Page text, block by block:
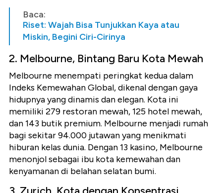
Baca:
Riset: Wajah Bisa Tunjukkan Kaya atau
Miskin, Begini Ciri-Cirinya
2. Melbourne, Bintang Baru Kota Mewah
Melbourne menempati peringkat kedua dalam
Indeks Kemewahan Global, dikenal dengan gaya
hidupnya yang dinamis dan elegan. Kota ini
memiliki 279 restoran mewah, 125 hotel mewah,
dan 143 butik premium. Melbourne menjadi rumah
bagi sekitar 94.000 jutawan yang menikmati
hiburan kelas dunia. Dengan 13 kasino, Melbourne
menonjol sebagai ibu kota kemewahan dan
kenyamanan di belahan selatan bumi.